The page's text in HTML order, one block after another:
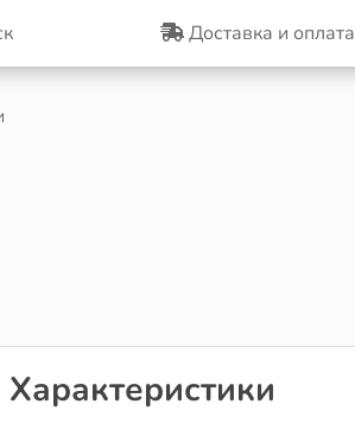
Доставка и оплата
Характеристики